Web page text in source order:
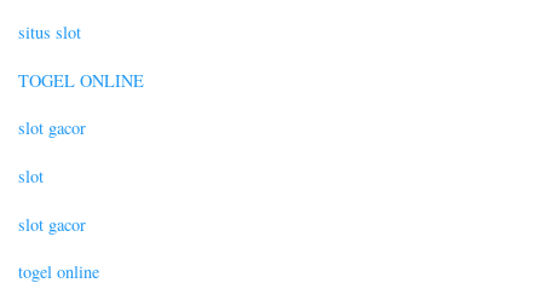
situs slot
TOGEL ONLINE
slot gacor
slot
slot gacor
togel online